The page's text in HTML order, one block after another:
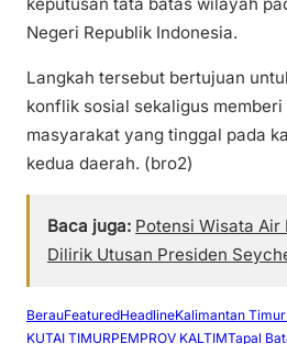
Negeri Republik Indonesia.
Langkah tersebut bertujuan
konflik sosial sekaligus
masyarakat yang tinggal pada
kedua daerah. (bro2)
Baca juga: Potensi Wisata Air
Dilirik Utusan Presiden
BerauFeaturedHeadlineKalimantan Timur
KUTAI TIMURPEMPROV KALTIMTapal